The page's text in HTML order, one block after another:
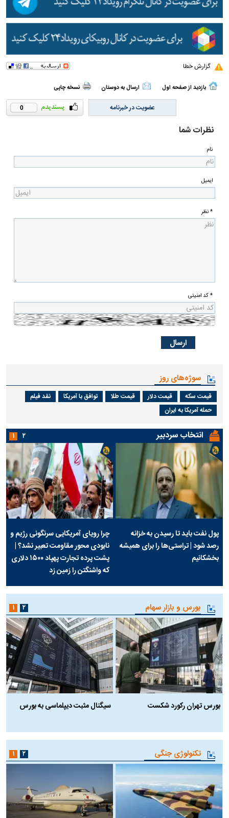
گزارش خطا
بازدید از صفحه اول ارسال به دوستان نسخه چاپی
0 عضویت در خبرنامه
نظرات شما
نام
ایمیل
* نظر
* کد امنیتی
سوژه‌های روز
قیمت سکه قیمت دلار قیمت طلا توافق با آمریکا
نقد فیلم
حمله آمریکا به ایران
انتخاب سردبیر
پول نفت باید تا رسیدن به خزانه
رصد شود | تراستی‌ها را برای همیشه
بخشکانیم
چرا رویای آمریکایی سرنگونی رژیم و
نابودی محور مقاومت تعبیر نشد؟ |
پشت پرده تجارت پهپاد‌ ۱۵۰۰ دلاری
که واشنگتن را زمین زد
۱ ۲
بورس و بازار سهام
بورس تهران رکورد شکست
سیگنال مثبت دیپلماسی به بورس
۱ ۲
تکنولوژی جنگی ۱ ۲